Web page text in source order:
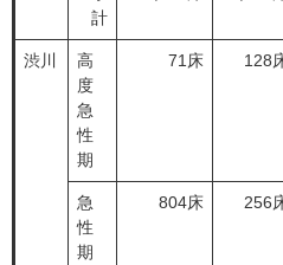
計
渋川
高
度
急
性
期
71床 128
急
性
期
804床 256